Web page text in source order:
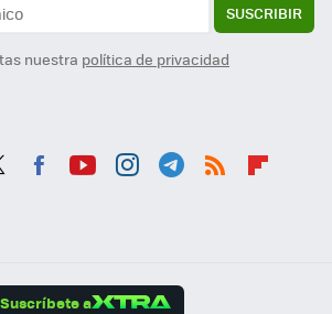
SUSCRIBIR
nuestra política de privacidad
Suscríbete a